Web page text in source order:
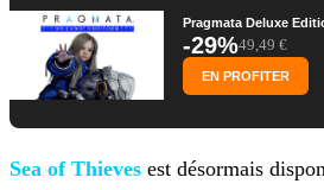
Pragmata Deluxe
-29%49,49 €
EN PROFITER
Sea of Thieves est désormais